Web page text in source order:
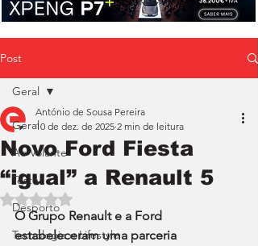
Post
Geral
Ao Volante
Teste
Desporto
Tecnologia e Lifestyle
Geral
Novo Ford Fiesta
“igual” a Renault 5
António de Sousa Pereira
10 de dez. de 2025 2 min de leitura
Avaliado com NaN de 5 estrelas.
O Grupo Renault e a Ford
estabeleceram uma parceria